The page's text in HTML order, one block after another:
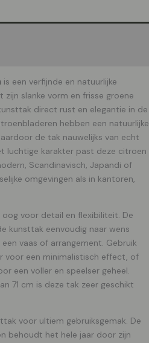
is een verfijnde en natuurlijke
slanke vorm en frisse groene
direct rust en elegantie in de
hebben een natuurlijke
de tak nauwelijks van echt
luchtige karakter past deze citroen
Scandinavisch, Japandi of
omgevingen als in kantoren,
voor detail en flexibiliteit. De
kunsttak eenvoudig naar wens
vaas of arrangement. Gebruik
voor een minimalistisch effect, of
een voller en speelser geheel.
71 cm is deze tak zeer geschikt
voor ultiem gebruiksgemak. De
behoudt het hele jaar door zijn